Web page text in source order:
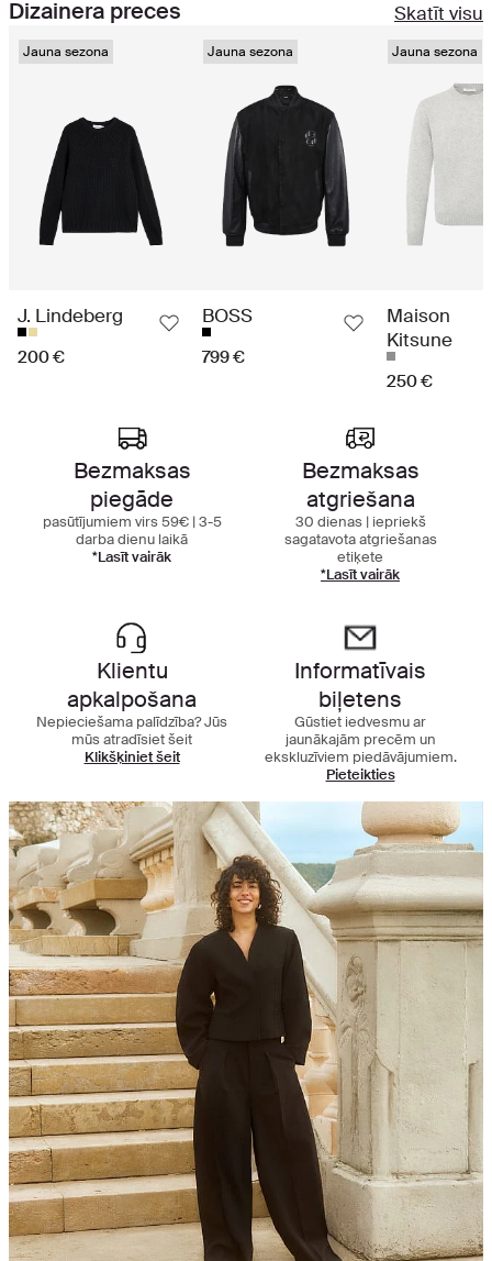
Dizainera preces Skatīt visu
Jauna sezona
J. Lindeberg
200 €
Jauna sezona
BOSS
799 €
Jauna sezona
Maison
Kitsune
250 €
Bezmaksas
piegāde
pasūtījumiem virs 59€ | 3-5
darba dienu laikā
*Lasīt vairāk
Bezmaksas
atgriešana
30 dienas | iepriekš
sagatavota atgriešanas
etiķete
*Lasīt vairāk
Klientu
apkalpošana
Nepieciešama palīdzība? Jūs
mūs atradīsiet šeit
Klikšķiniet šeit
Informatīvais
biļetens
Gūstiet iedvesmu ar
jaunākajām precēm un
ekskluzīviem piedāvājumiem.
Pieteikties